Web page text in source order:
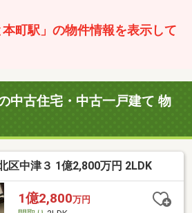
町駅」の物件情報を表示して
中古住宅・中古一戸建て 物
区中津３ 1億2,800万円 2LDK
1億2,800万円